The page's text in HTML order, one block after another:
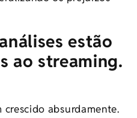
estão
ao streaming.
absurdamente.